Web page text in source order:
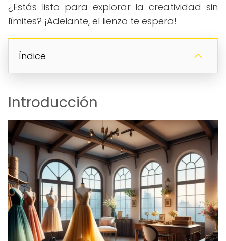
¿Estás listo para explorar la creatividad sin
límites? ¡Adelante, el lienzo te espera!
Índice
Introducción